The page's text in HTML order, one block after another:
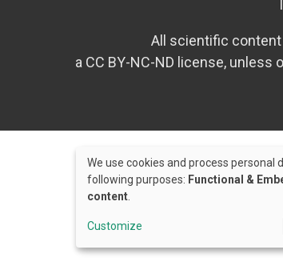
All scientific
a CC BY-NC-ND license, unless
Use
of
personal
data
We use cookies and process personal
following purposes: Functional &
content
Customize